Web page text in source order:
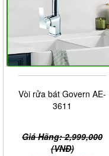
Vòi rửa bát Govern AE-
3611
Giá Hãng: 2,999,000
(VNĐ)